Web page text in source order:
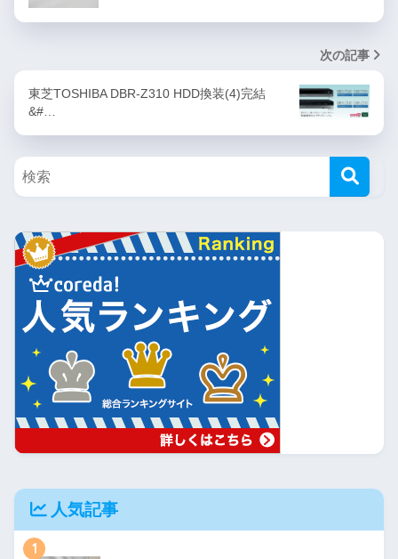
次の記事
東芝TOSHIBA DBR-Z310 HDD換装(4)完結
&#…
人気記事
1